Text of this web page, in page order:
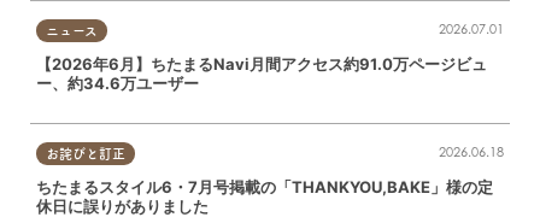
ニュース 2026.07.01
【2026年6月】ちたまるNavi月間アクセス約91.0万ページビュ
ー、約34.6万ユーザー
お詫びと訂正 2026.06.18
ちたまるスタイル6・7月号掲載の「THANKYOU,BAKE」様の定
休日に誤りがありました